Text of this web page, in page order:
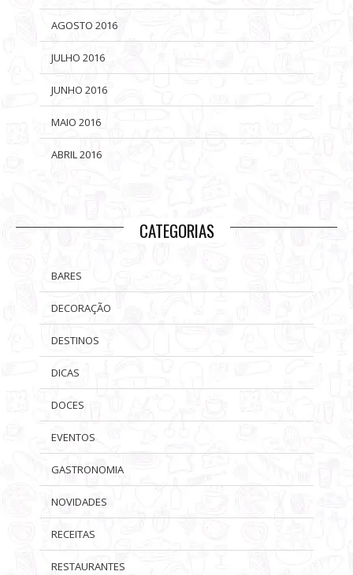
AGOSTO 2016
JULHO 2016
JUNHO 2016
MAIO 2016
ABRIL 2016
CATEGORIAS
BARES
DECORAÇÃO
DESTINOS
DICAS
DOCES
EVENTOS
GASTRONOMIA
NOVIDADES
RECEITAS
RESTAURANTES